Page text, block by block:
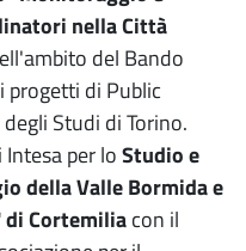
nella Città
del Bando
di Public
Studi di Torino.
Intesa per loStudio e
della Valle Bormida e
Cortemiliacon il